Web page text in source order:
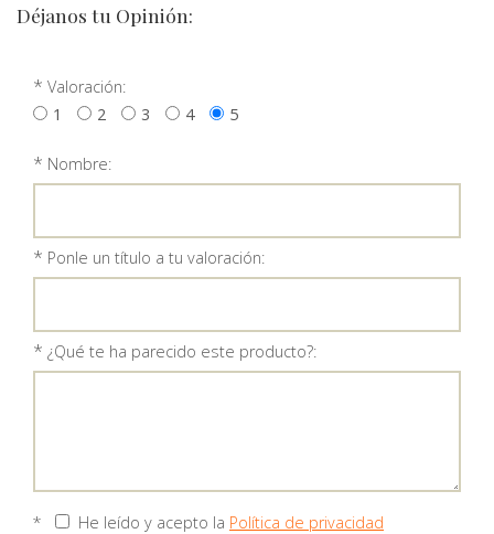
Déjanos tu Opinión:
* Valoración:
1
2 3 4 5
* Nombre:
* Ponle un título a tu valoración:
* ¿Qué te ha parecido este producto?:
* He leído y acepto la Política de privacidad